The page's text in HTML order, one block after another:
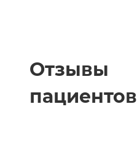
Отзывы
пациентов